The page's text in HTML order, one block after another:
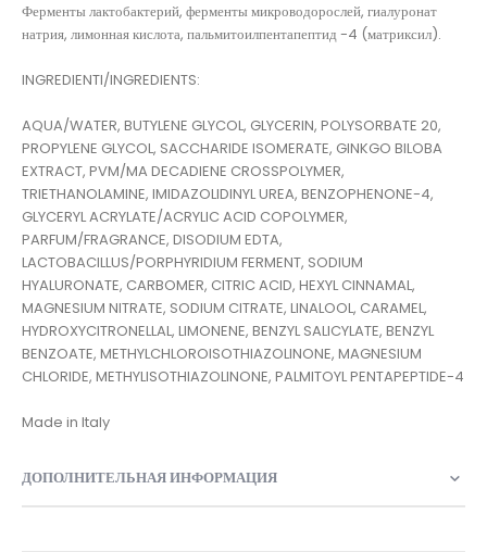
Ферменты лактобактерий, ферменты микроводорослей, гиалуронат
натрия, лимонная кислота, пальмитоилпентапептид -4 (матриксил).
INGREDIENTI/INGREDIENTS:
AQUA/WATER, BUTYLENE GLYCOL, GLYCERIN, POLYSORBATE 20,
PROPYLENE GLYCOL, SACCHARIDE ISOMERATE, GINKGO BILOBA
EXTRACT, PVM/MA DECADIENE CROSSPOLYMER,
TRIETHANOLAMINE, IMIDAZOLIDINYL UREA, BENZOPHENONE-4,
GLYCERYL ACRYLATE/ACRYLIC ACID COPOLYMER,
PARFUM/FRAGRANCE, DISODIUM EDTA,
LACTOBACILLUS/PORPHYRIDIUM FERMENT, SODIUM
HYALURONATE, CARBOMER, CITRIC ACID, HEXYL CINNAMAL,
MAGNESIUM NITRATE, SODIUM CITRATE, LINALOOL, CARAMEL,
HYDROXYCITRONELLAL, LIMONENE, BENZYL SALICYLATE, BENZYL
BENZOATE, METHYLCHLOROISOTHIAZOLINONE, MAGNESIUM
CHLORIDE, METHYLISOTHIAZOLINONE, PALMITOYL PENTAPEPTIDE-4
ДОПОЛНИТЕЛЬНАЯ ИНФОРМАЦИЯ